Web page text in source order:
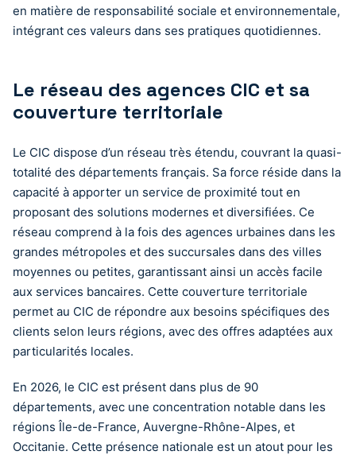
en matière de responsabilité sociale et environnementale,
intégrant ces valeurs dans ses pratiques quotidiennes.
Le réseau des agences CIC et sa
couverture territoriale
Le CIC dispose d’un réseau très étendu, couvrant la quasi-
totalité des départements français. Sa force réside dans la
capacité à apporter un service de proximité tout en
proposant des solutions modernes et diversifiées. Ce
réseau comprend à la fois des agences urbaines dans les
grandes métropoles et des succursales dans des villes
moyennes ou petites, garantissant ainsi un accès facile
aux services bancaires. Cette couverture territoriale
permet au CIC de répondre aux besoins spécifiques des
clients selon leurs régions, avec des offres adaptées aux
particularités locales.
En 2026, le CIC est présent dans plus de 90
départements, avec une concentration notable dans les
régions Île-de-France, Auvergne-Rhône-Alpes, et
Occitanie. Cette présence nationale est un atout pour les